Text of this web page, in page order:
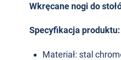
Wkręcane nogi do
Specyfikacja produktu:
Materiał: stal